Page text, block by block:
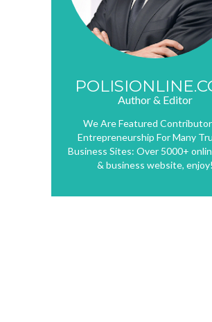
Author & Editor
We Are Featured
Entrepreneurship For Many
Business Sites: Over 5000+
& business website, enjoy!